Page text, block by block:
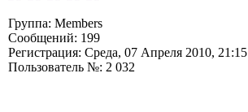
Группа: Members
Сообщений: 199
Регистрация: Среда, 07 Апреля 2010, 21:15
Пользователь №: 2 032